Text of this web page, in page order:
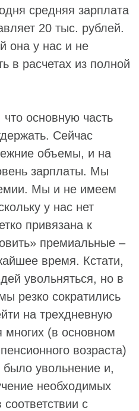
средняя зарплата
20 тыс. рублей.
она у нас и не
в расчетах из полной
основную часть
Сейчас
объемы, и на
зарплаты. Мы
Мы и не имеем
у нас нет
привязана к
премиальные –
время. Кстати,
увольняться, но в
резко сократились
на трехдневную
(в основном
возраста)
увольнение и,
необходимых
с